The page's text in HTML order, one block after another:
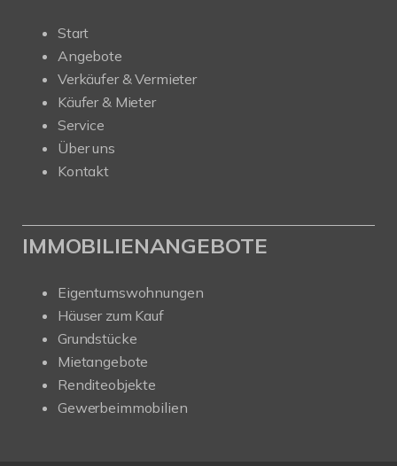
Start
Angebote
Verkäufer & Vermieter
Käufer & Mieter
Service
Über uns
Kontakt
IMMOBILIENANGEBOTE
Eigentumswohnungen
Häuser zum Kauf
Grundstücke
Mietangebote
Renditeobjekte
Gewerbeimmobilien